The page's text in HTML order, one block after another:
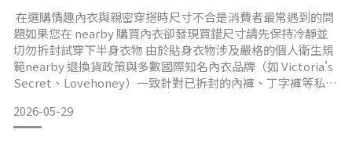
在選購情趣內衣與親密穿搭時尺寸不合是消費者最常遇到的問
題如果您在 nearby 購買內衣卻發現買錯尺寸請先保持冷靜並
切勿拆封試穿下半身衣物 由於貼身衣物涉及嚴格的個人衛生規
範nearby 退換貨政策與多數國際知名內衣品牌（如 Victoria's
Secret、Lovehoney）一致針對已拆封的內褲、丁字褲等私密
吊牌完整或收到時即有瑕疵請立即備妥訂單編號與照片，透過
官方線上客服提出申請，以確保您的消費權益PART01: Near
2026-05-29